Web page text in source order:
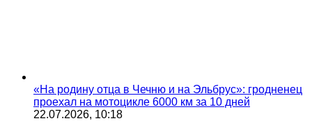
«На родину отца в Чечню и на Эльбрус»: гродненец
проехал на мотоцикле 6000 км за 10 дней
22.07.2026, 10:18